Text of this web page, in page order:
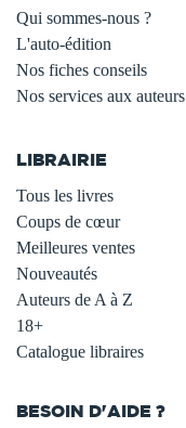
Qui sommes-nous ?
L'auto-édition
Nos fiches conseils
Nos services aux auteurs
LIBRAIRIE
Tous les livres
Coups de cœur
Meilleures ventes
Nouveautés
Auteurs de A à Z
18+
Catalogue libraires
BESOIN D'AIDE ?